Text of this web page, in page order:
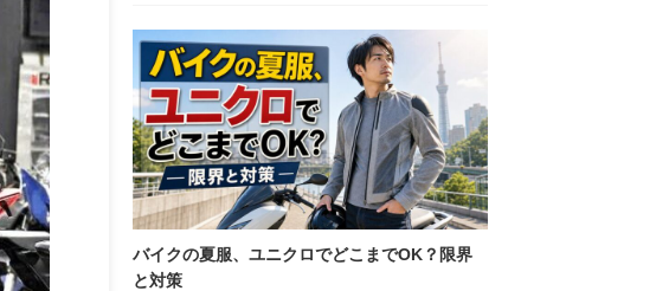
バイクの夏服、ユニクロでどこまでOK？限界
と対策